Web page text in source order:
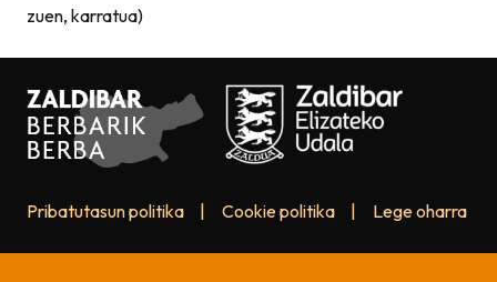
zuen, karratua)
Pribatutasun politika Cookie politika Lege oharra